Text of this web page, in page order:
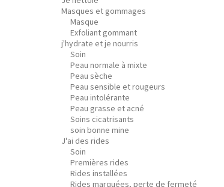
Masques et gommages
Masque
Exfoliant gommant
j'hydrate et je nourris
Soin
Peau normale à mixte
Peau sèche
Peau sensible et rougeurs
Peau intolérante
Peau grasse et acné
Soins cicatrisants
soin bonne mine
J'ai des rides
Soin
Premières rides
Rides installées
Rides marquées, perte de fermeté